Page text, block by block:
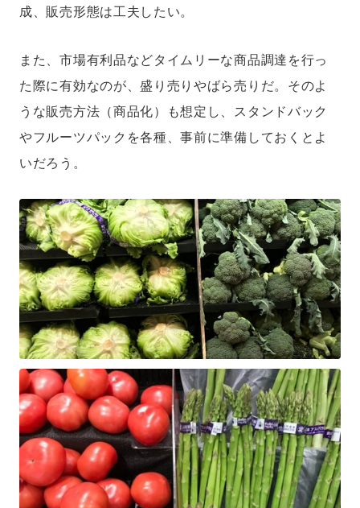
成、販売形態は工夫したい。
また、市場有利品などタイムリーな商品調達を行っ
た際に有効なのが、盛り売りやばら売りだ。そのよ
うな販売方法（商品化）も想定し、スタンドバック
やフルーツパックを各種、事前に準備しておくとよ
いだろう。